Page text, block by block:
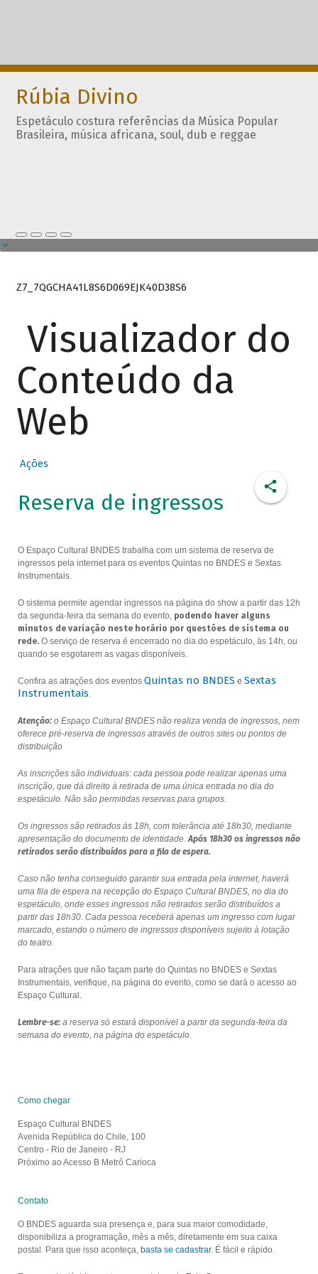
Rúbia Divino
Espetáculo costura referências da Música Popular
Brasileira, música africana, soul, dub e reggae
Z7_7QGCHA41L8S6D069EJK40D38S6
Visualizador do
Conteúdo da
Web
Ações
Reserva de ingressos
O Espaço Cultural BNDES trabalha com um sistema de reserva de
ingressos pela internet para os eventos Quintas no BNDES e Sextas
Instrumentais.
O sistema permite agendar ingressos na página do show a partir das 12h
da segunda-feira da semana do evento, podendo haver alguns
minutos de variação neste horário por questões de sistema ou
rede.O serviço de reserva é encerrado no dia do espetáculo, às 14h, ou
quando se esgotarem as vagas disponíveis.
Confira as atrações dos eventos Quintas no BNDES e Sextas
Instrumentais.
Atenção:o Espaço Cultural BNDES não realiza venda de ingressos, nem
oferece pré-reserva de ingressos através de outros sites ou pontos de
distribuição
As inscrições são individuais: cada pessoa pode realizar apenas uma
inscrição, que dá direito à retirada de uma única entrada no dia do
espetáculo. Não são permitidas reservas para grupos.
Os ingressos são retirados às 18h, com tolerância até 18h30, mediante
apresentação do documento de identidade.Após 18h30 os ingressos não
retirados serão distribuídos para a fila de espera.
Caso não tenha conseguido garantir sua entrada pela internet, haverá
uma fila de espera na recepção do Espaço Cultural BNDES, no dia do
espetáculo, onde esses ingressos não retirados serão distribuídos a
partir das 18h30. Cada pessoa receberá apenas um ingresso com lugar
marcado, estando o número de ingressos disponíveis sujeito à lotação
do teatro.
Para atrações que não façam parte do Quintas no BNDES e Sextas
Instrumentais, verifique, na página do evento, como se dará o acesso ao
Espaço Cultural.
Lembre-se:a reserva só estará disponível a partir da segunda-feira da
semana do evento, na página do espetáculo.
Como chegar
Espaço Cultural BNDES
Avenida República do Chile, 100
Centro - Rio de Janeiro - RJ
Próximo ao Acesso B Metrô Carioca
Contato
O BNDES aguarda sua presença e, para sua maior comodidade,
disponibiliza a programação, mês a mês, diretamente em sua caixa
postal. Para que isso aconteça, basta se cadastrar. É fácil e rápido.